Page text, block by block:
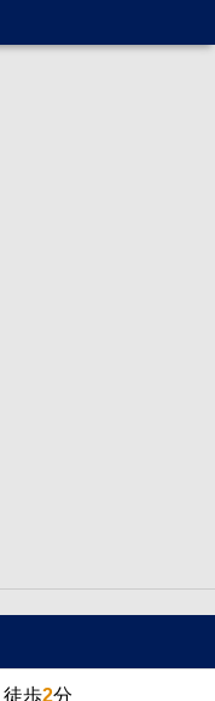
徒歩2分